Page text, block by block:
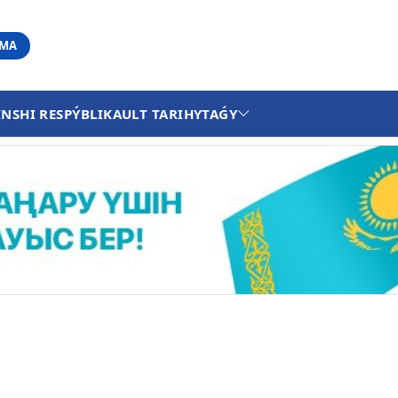
RESPÝBLIKAULT TARIHYTAǴY